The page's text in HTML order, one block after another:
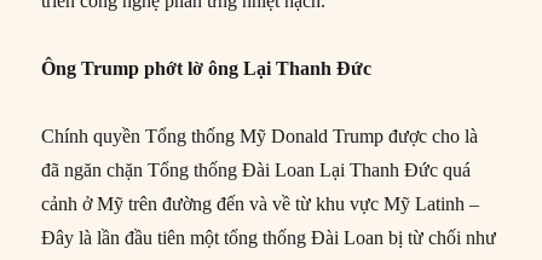
Ông Trump phớt lờ ông Lại Thanh Đức
Chính quyền Tổng thống Mỹ Donald Trump được cho là
đã ngăn chặn Tổng thống Đài Loan Lại Thanh Đức quá
cảnh ở Mỹ trên đường đến và về từ khu vực Mỹ Latinh –
Đây là lần đầu tiên một tổng thống Đài Loan bị từ chối như